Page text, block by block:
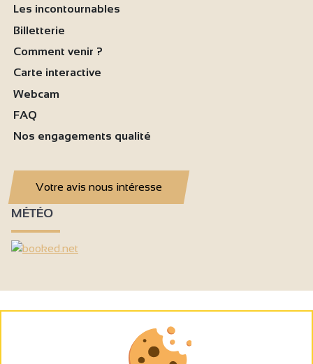
Les incontournables
Billetterie
Comment venir ?
Carte interactive
Webcam
FAQ
Nos engagements qualité
Votre avis nous intéresse
MÉTÉO